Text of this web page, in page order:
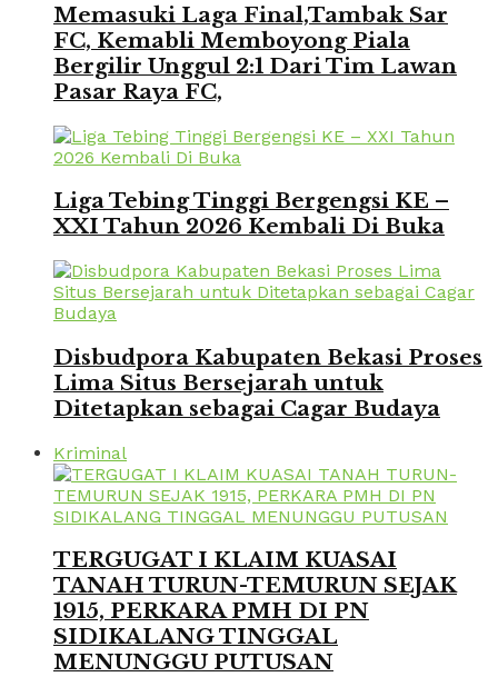
Memasuki Laga Final,Tambak Sar
FC, Kemabli Memboyong Piala
Bergilir Unggul 2:1 Dari Tim Lawan
Pasar Raya FC,
Liga Tebing Tinggi Bergengsi KE –
XXI Tahun 2026 Kembali Di Buka
Disbudpora Kabupaten Bekasi Proses
Lima Situs Bersejarah untuk
Ditetapkan sebagai Cagar Budaya
Kriminal
TERGUGAT I KLAIM KUASAI
TANAH TURUN-TEMURUN SEJAK
1915, PERKARA PMH DI PN
SIDIKALANG TINGGAL
MENUNGGU PUTUSAN